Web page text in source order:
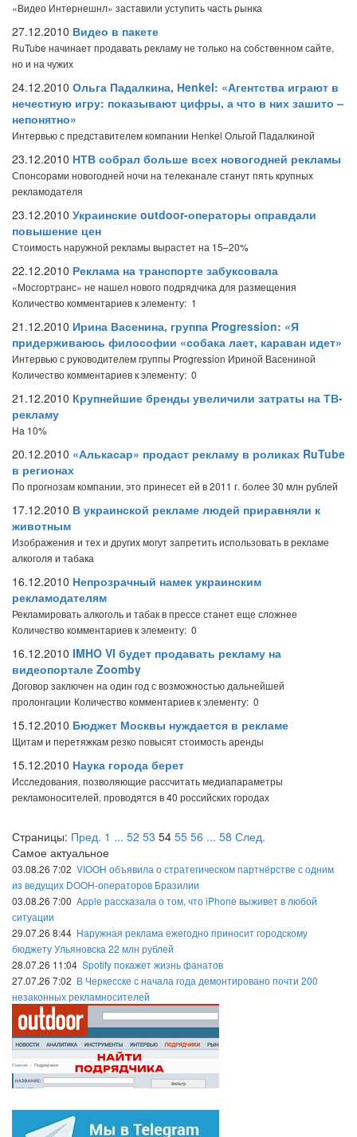
«Видео Интернешнл» заставили уступить часть рынка
27.12.2010 Видео в пакете
RuTube начинает продавать рекламу не только на собственном сайте,
но и на чужих
24.12.2010 Ольга Падалкина, Нenkel: «Агентства играют в
нечестную игру: показывают цифры, а что в них зашито –
непонятно»
Интервью с представителем компании Henkel Ольгой Падалкиной
23.12.2010 НТВ собрал больше всех новогодней рекламы
Спонсорами новогодней ночи на телеканале станут пять крупных
рекламодателя
23.12.2010 Украинские outdoor-операторы оправдали
повышение цен
Стоимость наружной рекламы вырастет на 15–20%
22.12.2010 Реклама на транспорте забуксовала
«Мосгортранс» не нашел нового подрядчика для размещения
Количество комментариев к элементу: 1
21.12.2010 Ирина Васенина, группа Progression: «Я
придерживаюсь философии «собака лает, караван идет»
Интервью с руководителем группы Progression Ириной Васениной
Количество комментариев к элементу: 0
21.12.2010 Крупнейшие бренды увеличили затраты на ТВ-
рекламу
На 10%
20.12.2010 «Алькасар» продаст рекламу в роликах RuTube
в регионах
По прогнозам компании, это принесет ей в 2011 г. более 30 млн рублей
17.12.2010 В украинской рекламе людей приравняли к
животным
Изображения и тех и других могут запретить использовать в рекламе
алкоголя и табака
16.12.2010 Непрозрачный намек украинским
рекламодателям
Рекламировать алкоголь и табак в прессе станет еще сложнее
Количество комментариев к элементу: 0
16.12.2010 IMHO VI будет продавать рекламу на
видеопортале Zoomby
Договор заключен на один год с возможностью дальнейшей
пролонгации Количество комментариев к элементу: 0
15.12.2010 Бюджет Москвы нуждается в рекламе
Щитам и перетяжкам резко повысят стоимость аренды
15.12.2010 Наука города берет
Исследования, позволяющие рассчитать медиапараметры
рекламоносителей, проводятся в 40 российских городах
Страницы: Пред. 1 ... 52 53 54 55 56 ... 58 След.
Самое актуальное
03.08.26 7:02 VIOOH объявила о стратегическом партнёрстве с одним
из ведущих DOOH-операторов Бразилии
03.08.26 7:00 Apple рассказала о том, что iPhone выживет в любой
ситуации
29.07.26 8:44 Наружная реклама ежегодно приносит городскому
бюджету Ульяновска 22 млн рублей
28.07.26 11:04 Spotify покажет жизнь фанатов
27.07.26 7:02 В Черкесске с начала года демонтировано почти 200
незаконных рекламносителей